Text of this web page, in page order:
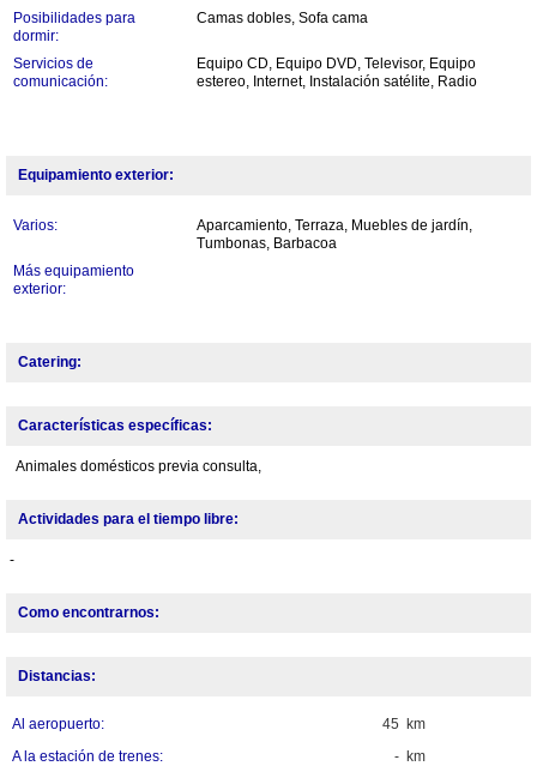
Posibilidades para
dormir:
Camas dobles, Sofa cama
Servicios de
comunicación:
Equipo CD, Equipo DVD, Televisor, Equipo
estereo, Internet, Instalación satélite, Radio
Equipamiento exterior:
Varios:
Aparcamiento, Terraza, Muebles de jardín,
Tumbonas, Barbacoa
Más equipamiento
exterior:
Catering:
Características específicas:
Animales domésticos previa consulta,
Actividades para el tiempo libre:
-
Como encontrarnos:
Distancias:
45 km
Al aeropuerto:
- km
A la estación de trenes: